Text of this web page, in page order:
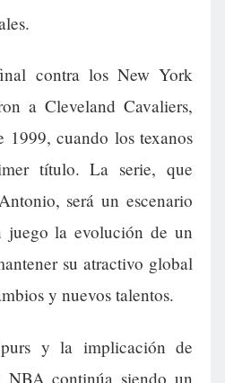
contra los New York
a Cleveland Cavaliers,
1999, cuando los texanos
título. La serie, que
será un escenario
juego la evolución de un
su atractivo global
y nuevos talentos.
y la implicación de
NBA continúa siendo un